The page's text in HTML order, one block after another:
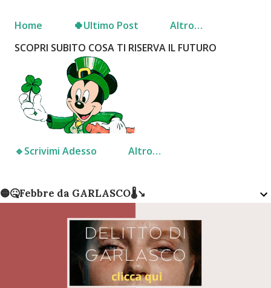
Home 🍀Ultimo Post
Altro…
SCOPRI SUBITO COSA TI RISERVA IL FUTURO
🔹️Scrivimi Adesso Altro…
🟡🤒Febbre da GARLASCO🌡↘️